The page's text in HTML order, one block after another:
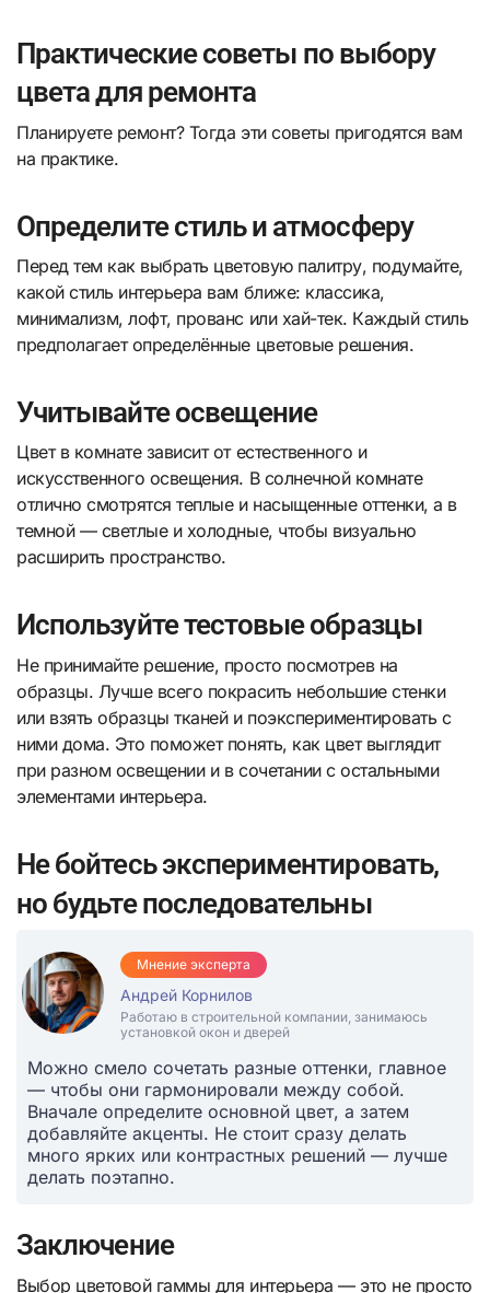
Практические советы по выбору
цвета для ремонта
Планируете ремонт? Тогда эти советы пригодятся вам
на практике.
Определите стиль и атмосферу
Перед тем как выбрать цветовую палитру, подумайте,
какой стиль интерьера вам ближе: классика,
минимализм, лофт, прованс или хай-тек. Каждый стиль
предполагает определённые цветовые решения.
Учитывайте освещение
Цвет в комнате зависит от естественного и
искусственного освещения. В солнечной комнате
отлично смотрятся теплые и насыщенные оттенки, а в
темной — светлые и холодные, чтобы визуально
расширить пространство.
Используйте тестовые образцы
Не принимайте решение, просто посмотрев на
образцы. Лучше всего покрасить небольшие стенки
или взять образцы тканей и поэкспериментировать с
ними дома. Это поможет понять, как цвет выглядит
при разном освещении и в сочетании с остальными
элементами интерьера.
Не бойтесь экспериментировать,
но будьте последовательны
Мнение эксперта
Андрей Корнилов
Работаю в строительной компании, занимаюсь
установкой окон и дверей
Можно смело сочетать разные оттенки, главное
— чтобы они гармонировали между собой.
Вначале определите основной цвет, а затем
добавляйте акценты. Не стоит сразу делать
много ярких или контрастных решений — лучше
делать поэтапно.
Заключение
Выбор цветовой гаммы для интерьера — это не просто